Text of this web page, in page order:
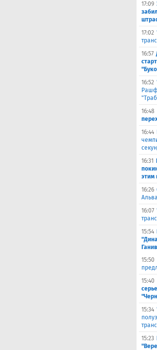
17:09
17:02
16:57
16:52
16:48
16:44
16:31
этим
16:26
16:07
15:54
15:50
15:40
15:34
15:23